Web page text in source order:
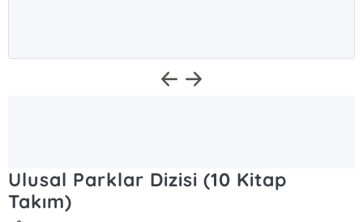
Ulusal Parklar Dizisi (10 Kitap
Takım)